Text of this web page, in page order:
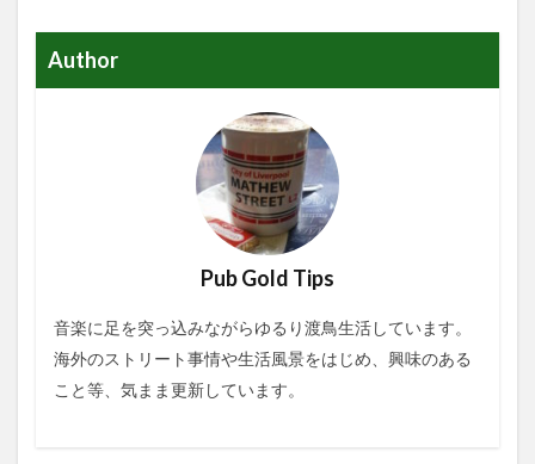
Author
Pub Gold Tips
音楽に足を突っ込みながらゆるり渡鳥生活しています。
海外のストリート事情や生活風景をはじめ、興味のある
こと等、気まま更新しています。